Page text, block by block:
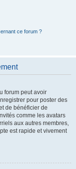
ce forum ?
forum peut avoir
pour poster des
de bénéficier de
comme les avatars
aux autres membres,
est rapide et vivement